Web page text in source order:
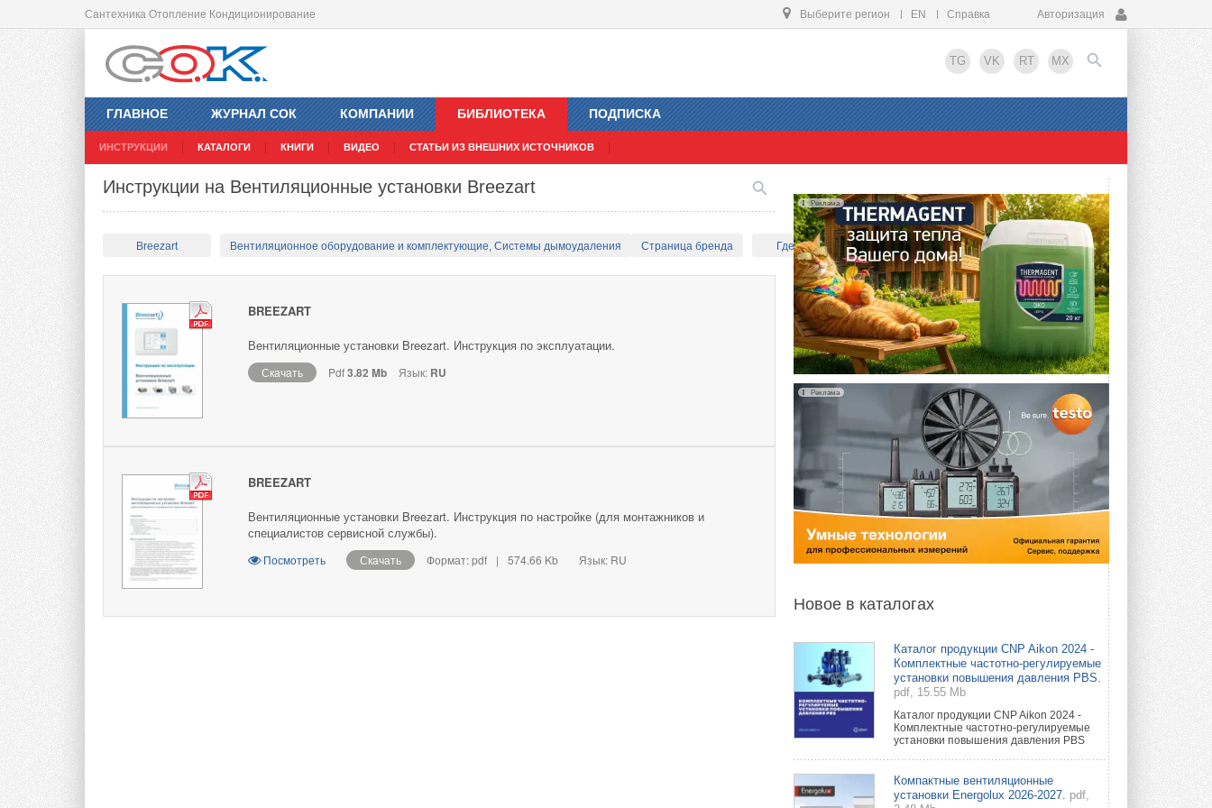
Сантехника Отопление Кондиционирование Выберите регион EN Справка Авторизация
TG VK RT MX
ГЛАВНОЕ ЖУРНАЛ СОК КОМПАНИИ БИБЛИОТЕКА
ИНСТРУКЦИИ КАТАЛОГИ КНИГИ ВИДЕО СТАТЬИ ИЗ ВНЕШНИХ ИСТОЧНИКОВ
ПОДПИСКА
EN
Инструкции на Вентиляционные установки Breezart
Breezart Вентиляционное оборудование и комплектующие, Системы дымоудаления Страница бренда Где купить?
BREEZART
Вентиляционные установки Breezart. Инструкция по эксплуатации.
Скачать Pdf3.82 Mb Язык: RU
BREEZART
Вентиляционные установки Breezart. Инструкция по настройке (для монтажников и
специалистов сервисной службы).
Посмотреть Скачать Формат: pdf | 574.66 Kb Язык: RU
Реклама
Реклама
Новое в каталогах
Каталог продукции CNP Aikon 2024 -
Комплектные частотно-регулируемые
установки повышения давления PBS.
pdf, 15.55 Mb
Каталог продукции CNP Aikon 2024 -
Комплектные частотно-регулируемые
установки повышения давления PBS
Компактные вентиляционные
установки Energolux 2026-2027. pdf,